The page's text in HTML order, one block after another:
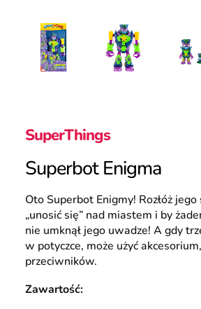
SuperThings
Superbot Enigma
Oto Superbot Enigmy! Rozłóż jego
„unosić się” nad miastem i by
nie umknął jego uwadze! A gdy
w potyczce, może użyć
przeciwników.
Zawartość: